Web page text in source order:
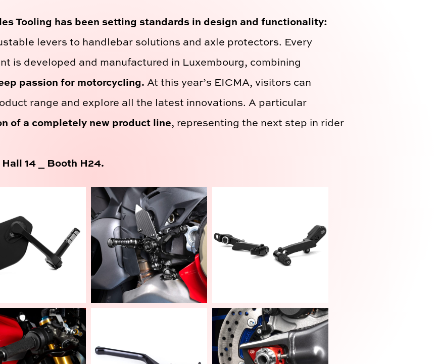
Tooling has been setting standards in design and functionality:
levers to handlebar solutions and axle protectors. Every
is developed and manufactured in Luxembourg, combining
passion for motorcycling. At this year’s EICMA, visitors can
range and explore all the latest innovations. A particular
of a completely new product line, representing the next step in rider
14 _ Booth H24.